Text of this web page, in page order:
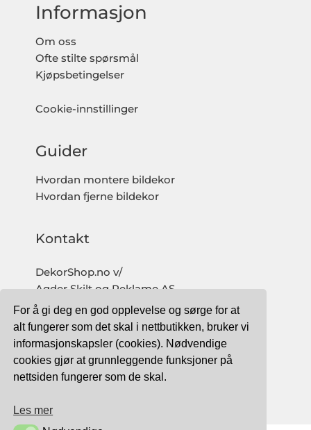
For å gi deg en god opplevelse og sørge for at
alt fungerer som det skal i nettbutikken, bruker vi
informasjonskapsler (cookies). Nødvendige
cookies gjør at grunnleggende funksjoner på
nettsiden fungerer som de skal.
Les mer
Informasjon
Om oss
Ofte stilte spørsmål
Kjøpsbetingelser
Cookie-innstillinger
Guider
Hvordan montere bildekor
Hvordan fjerne bildekor
Kontakt
DekorShop.no v/
Agder Skilt og Reklame AS
Org. nr: 997 633 016 MVA
salg@dekorshop.no
Tlf: 959 32 123
09.00 - 16.00